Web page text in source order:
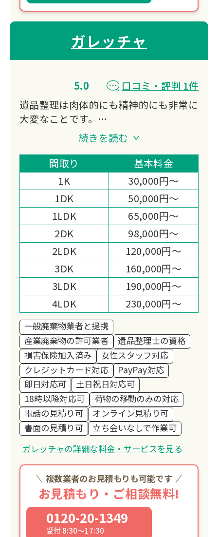
ガレッチャ
5.0
口コミ・評判 1件
遺品整理は肉体的にも精神的にも非常に
大変なことです。
ガレッチャではお客様の負担を少しでも
軽減できるよう、また安心して想いの詰
まったお品物をお任せいただけるよう、
『遺品整理士認定協会』の認可を受けた
プロのスタッフが遺品整理・生前整理の
お手伝いをさせていただきます。
また、リサイクルショップの運営等、幅
広い販路を活かした買取品目の多さや買
取価格は多くのお客様から高い満足度を
いただいております。
続きを読む
間取り
基本料金
1K
30,000円～
1DK
50,000円～
1LDK
65,000円～
2DK
98,000円～
2LDK
120,000円～
3DK
160,000円～
3LDK
190,000円～
4LDK
230,000円～
一般廃棄物業者と提携
産業廃棄物の許可業者
遺品整理士の資格
損害保険加入済み
女性スタッフ対応
クレジットカード対応
PayPay対応
即日対応可
土日祝日対応可
18時以降対応可
荷物の移動のみの対応
電話の見積り可
オンライン見積り可
書面の見積り可
立ち会いなしで作業可
ガレッチャの詳細な料金・サービスを見る
複数業者のお見積もりも可能です
お見積もり・ご相談無料!
0120-20-1349
受付 8:30～17:30